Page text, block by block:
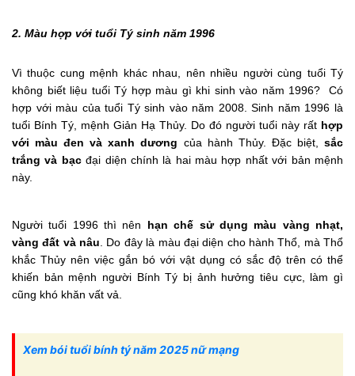
2. Màu hợp với tuổi Tý sinh năm 1996
Vì thuộc cung mệnh khác nhau, nên nhiều người cùng tuổi Tý
không biết liệu tuổi Tý hợp màu gì khi sinh vào năm 1996? Có
hợp với màu của tuổi Tý sinh vào năm 2008. Sinh năm 1996 là
tuổi Bính Tý, mệnh Giản Hạ Thủy. Do đó người tuổi này rất hợp
với màu đen và xanh dương của hành Thủy. Đặc biệt,sắc
trắng và bạcđại diện chính là hai màu hợp nhất với bản mệnh
này.
Người tuổi 1996 thì nên hạn chế sử dụng màu vàng nhạt,
vàng đất và nâu. Do đây là màu đại diện cho hành Thổ, mà Thổ
khắc Thủy nên việc gắn bó với vật dụng có sắc độ trên có thể
khiến bản mệnh người Bính Tý bị ảnh hưởng tiêu cực, làm gì
cũng khó khăn vất vả.
Xem bói tuổi bính tý năm 2025 nữ mạng